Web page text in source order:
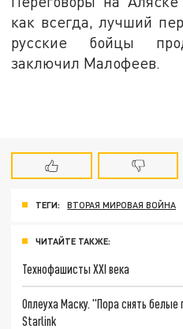
как всегда, лучший
русские бойцы
заключил Малофеев.
ТЕГИ: ВТОРАЯ МИРОВАЯ ВОЙНА
ЧИТАЙТЕ ТАКЖЕ:
Технофашисты XXI века
Оплеуха Маску. "Пора снять белые
Starlink